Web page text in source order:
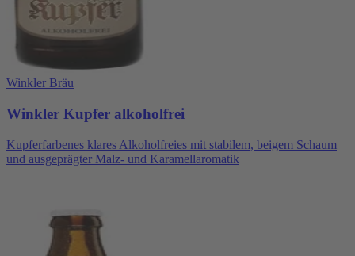
Winkler Bräu
Winkler Kupfer alkoholfrei
Kupferfarbenes klares Alkoholfreies mit stabilem, beigem Schaum
und ausgeprägter Malz- und Karamellaromatik